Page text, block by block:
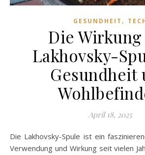
GESUNDHEIT ,
Die
Lakhovsky-
Gesundheit
April 18, 2025
Die Lakhovsky-Spule ist ein faszinierendes Gerät, dessen
Verwendung und Wirkung seit vielen